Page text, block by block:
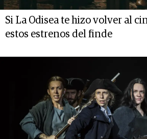
Si La Odisea te hizo volver al
estos estrenos del finde